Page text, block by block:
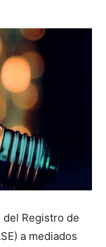
del Registro de
a mediados